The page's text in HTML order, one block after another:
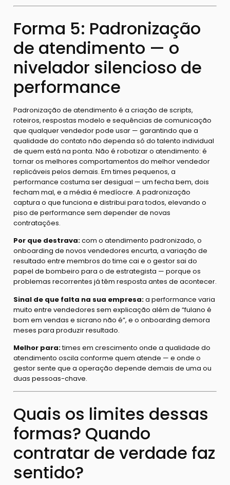
Forma 5: Padronização
de atendimento — o
nivelador silencioso de
performance
Padronização de atendimento é a criação de scripts,
roteiros, respostas modelo e sequências de comunicação
que qualquer vendedor pode usar — garantindo que a
qualidade do contato não dependa só do talento individual
de quem está na ponta. Não é robotizar o atendimento: é
tornar os melhores comportamentos do melhor vendedor
replicáveis pelos demais. Em times pequenos, a
performance costuma ser desigual — um fecha bem, dois
fecham mal, e a média é medíocre. A padronização
captura o que funciona e distribui para todos, elevando o
piso de performance sem depender de novas
contratações.
Por que destrava:com o atendimento padronizado, o
onboarding de novos vendedores encurta, a variação de
resultado entre membros do time cai e o gestor sai do
papel de bombeiro para o de estrategista — porque os
problemas recorrentes já têm resposta antes de acontecer.
Sinal de que falta na sua empresa:a performance varia
muito entre vendedores sem explicação além de “fulano é
bom em vendas e sicrano não é”, e o onboarding demora
meses para produzir resultado.
Melhor para:times em crescimento onde a qualidade do
atendimento oscila conforme quem atende — e onde o
gestor sente que a operação depende demais de uma ou
duas pessoas-chave.
Quais os limites dessas
formas? Quando
contratar de verdade faz
sentido?